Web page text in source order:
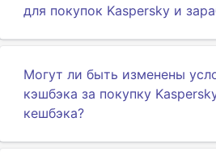
для покупок Kaspersky и
Могут ли быть изменены
кэшбэка за покупку
кешбэка?